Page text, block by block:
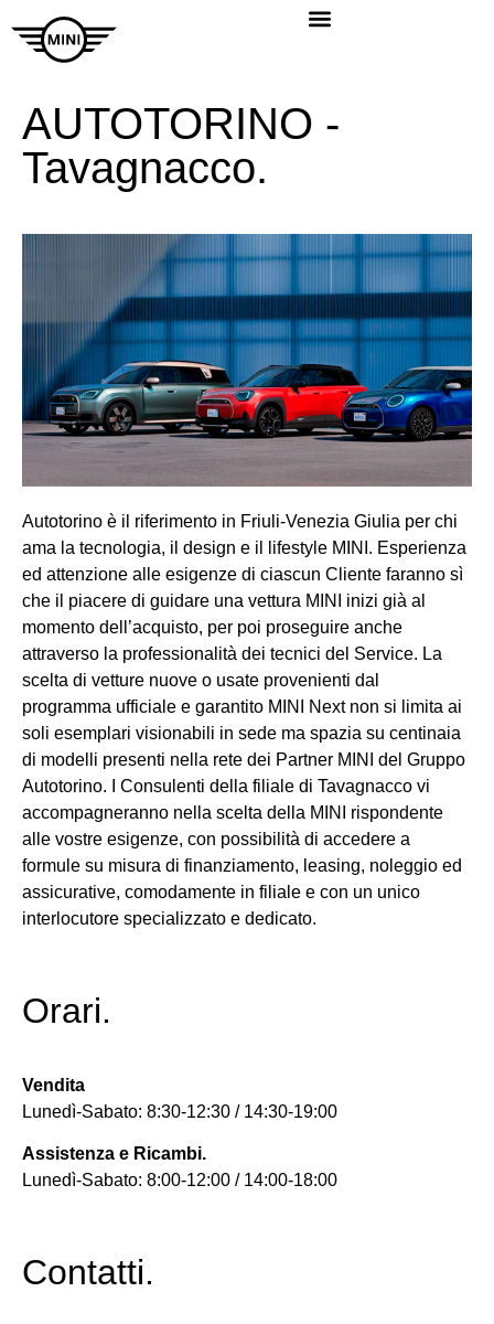
AUTOTORINO -
Tavagnacco.
Autotorino è il riferimento in Friuli-Venezia Giulia per chi
ama la tecnologia, il design e il lifestyle MINI. Esperienza
ed attenzione alle esigenze di ciascun Cliente faranno sì
che il piacere di guidare una vettura MINI inizi già al
momento dell’acquisto, per poi proseguire anche
attraverso la professionalità dei tecnici del Service. La
scelta di vetture nuove o usate provenienti dal
programma ufficiale e garantito MINI Next non si limita ai
soli esemplari visionabili in sede ma spazia su centinaia
di modelli presenti nella rete dei Partner MINI del Gruppo
Autotorino. I Consulenti della filiale di Tavagnacco vi
accompagneranno nella scelta della MINI rispondente
alle vostre esigenze, con possibilità di accedere a
formule su misura di finanziamento, leasing, noleggio ed
assicurative, comodamente in filiale e con un unico
interlocutore specializzato e dedicato.
Orari.
Vendita
Lunedì-Sabato: 8:30-12:30 / 14:30-19:00
Assistenza e Ricambi.
Lunedì-Sabato: 8:00-12:00 / 14:00-18:00
Contatti.